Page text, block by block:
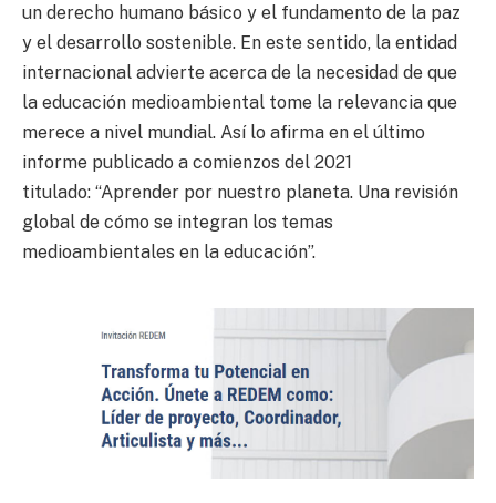
un derecho humano básico y el fundamento de la paz
y el desarrollo sostenible. En este sentido, la entidad
internacional advierte acerca de la necesidad de que
la educación medioambiental tome la relevancia que
merece a nivel mundial. Así lo afirma en el último
informe publicado a comienzos del 2021
titulado: “Aprender por nuestro planeta. Una revisión
global de cómo se integran los temas
medioambientales en la educación”.